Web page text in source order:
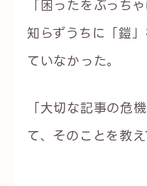
「困ったをぶっち
知らずうちに「鎧
ていなかった。
「大切な記事の危
て、そのことを教え